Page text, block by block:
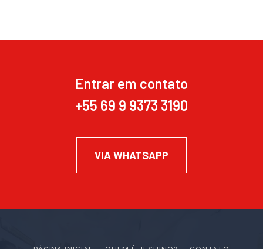
Entrar em contato
+55 69 9 9373 3190
VIA WHATSAPP